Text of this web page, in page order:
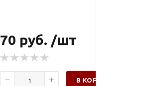
70 руб. /шт
В КОРЗИНУ